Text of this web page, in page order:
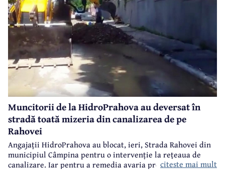
Muncitorii de la HidroPrahova au deversat în
stradă toată mizeria din canalizarea de pe
Rahovei
Angajații HidroPrahova au blocat, ieri, Strada Rahovei din
municipiul Câmpina pentru o intervenție la rețeaua de
canalizare. Iar pentru a remedia avaria produsă la rețea,
citeste mai mult